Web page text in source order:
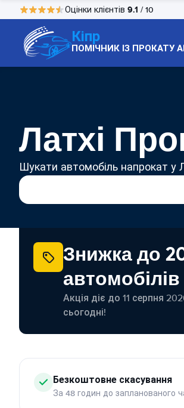
Оцінки клієнтів 9.1 / 10
Кіпр
ПОМІЧНИК ІЗ ПРОКАТУ
Латхі
Шукати автомобіль напрокат у
Знижка до
Акція діє до 11 серпня
сьогодні!
Безкоштовне скасування
За 48 годин до запланованого